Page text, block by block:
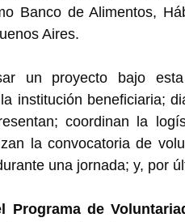
Banco de Alimentos,
Aires.
un proyecto bajo
institución beneficiaria;
coordinan la
la convocatoria de
una jornada; y, por
Programa de